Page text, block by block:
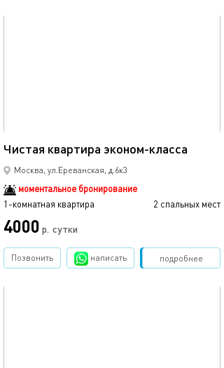
Чистая квартира эконом-класса
Москва, ул.Ереванская, д.6к3
моментальное бронирование
1-комнатная квартира
2 спальных мест
4000 р. сутки
подробнее
Позвонить написать Забронировать